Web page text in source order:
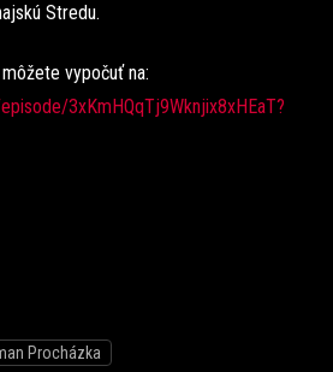
Stredu.
vypočuť na:
3xKmHQqTj9Wknjix8xHEaT?
Procházka